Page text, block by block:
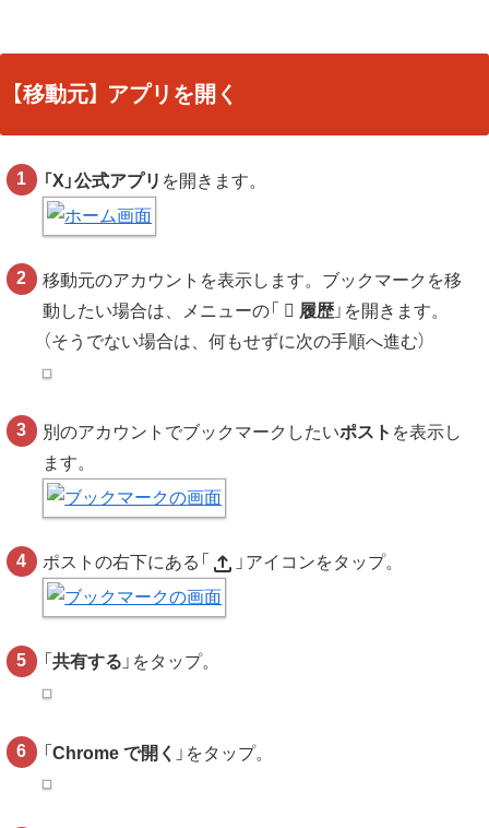
【移動元】 アプリを開く
「X」公式アプリ を開きます。
移動元のアカウントを表示します。ブックマークを移
動したい場合は、メニューの「
履歴 」を開きます。
（そうでない場合は、何もせずに次の手順へ進む）
別のアカウントでブックマークしたいポスト を表示し
ます。
ポストの右下にある「 upload 」アイコンをタップ。
「共有する 」をタップ。
「Chrome で開く 」をタップ。